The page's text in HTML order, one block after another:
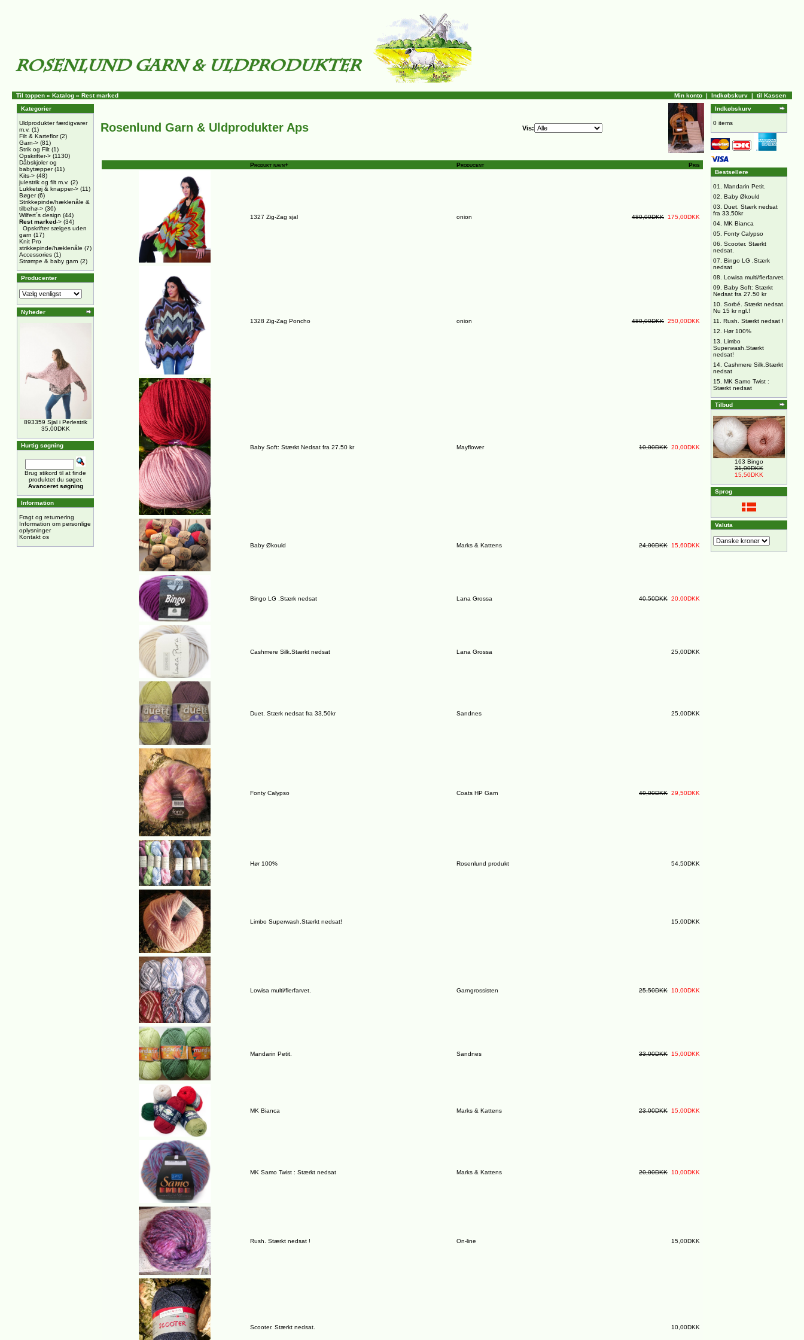
Til toppen » Katalog » Rest marked Min konto | Indkøbskurv | til Kassen
Kategorier
Uldprodukter færdigvarer
m.v. (1)
Filt & Karteflor(2)
Garn-> (81)
Strik og Filt (1)
Opskrifter-> (1130)
Dåbskjoler og
babytæpper(11)
Kits-> (48)
julestrik og filt m.v. (2)
Lukketøj & knapper-> (11)
Bøger(6)
Strikkepinde/hæklenåle &
tilbehø-> (36)
Wilfert´s design (44)
Rest marked-> (34)
Opskrifter sælges uden
garn (17)
Knit Pro
strikkepinde/hæklenåle (7)
Accessories (1)
Strømpe & baby garn (2)
Producenter
Nyheder
893359 Sjal i Perlestrik
35,00DKK
Hurtig søgning
Brug stikord til at finde
produktet du søger.
Avanceret søgning
Information
Fragt og returnering
Information om personlige
oplysninger
Kontakt os
Rosenlund Garn & Uldprodukter Aps Vis:
Produkt navn+ Producent Pris
1327 Zig-Zag sjal onion 480,00DKK 175,00DKK
1328 Zig-Zag Poncho onion 480,00DKK 250,00DKK
Baby Soft: Stærkt Nedsat fra 27.50 kr Mayflower 10,00DKK 20,00DKK
Baby Økould Marks & Kattens 24,00DKK 15,60DKK
Bingo LG .Stærk nedsat Lana Grossa 40,50DKK 20,00DKK
Cashmere Silk.Stærkt nedsat Lana Grossa 25,00DKK
Duet. Stærk nedsat fra 33,50kr Sandnes 25,00DKK
Fonty Calypso Coats HP Garn 49,00DKK 29,50DKK
Hør 100% Rosenlund produkt 54,50DKK
Limbo Superwash.Stærkt nedsat! 15,00DKK
Lowisa multi/flerfarvet. Garngrossisten 25,50DKK 10,00DKK
Mandarin Petit. Sandnes 33,00DKK 15,00DKK
MK Bianca Marks & Kattens 23,00DKK 15,00DKK
MK Samo Twist : Stærkt nedsat Marks & Kattens 20,00DKK 10,00DKK
Rush. Stærkt nedsat ! On-line 15,00DKK
Scooter. Stærkt nedsat. 10,00DKK
Indkøbskurv
0 items
Bestsellere
01. Mandarin Petit.
02. Baby Økould
03. Duet. Stærk nedsat
fra 33,50kr
04. MK Bianca
05. Fonty Calypso
06. Scooter. Stærkt
nedsat.
07. Bingo LG .Stærk
nedsat
08. Lowisa multi/flerfarvet.
09. Baby Soft: Stærkt
Nedsat fra 27.50 kr
10. Sorbé. Stærkt nedsat.
Nu 15 kr ngl.!
11. Rush. Stærkt nedsat !
12. Hør 100%
13. Limbo
Superwash.Stærkt
nedsat!
14. Cashmere Silk.Stærkt
nedsat
15. MK Samo Twist :
Stærkt nedsat
Tilbud
163 Bingo
31,00DKK
15,50DKK
Sprog
Valuta